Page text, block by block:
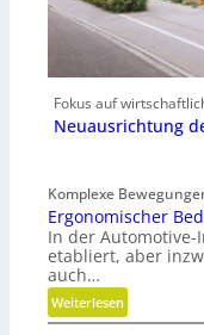
Fokus auf
Neuausrichtung
Komplexe
Ergonomischer
In der Automotive-
etabliert, aber
auch…
Weiterlesen:
E